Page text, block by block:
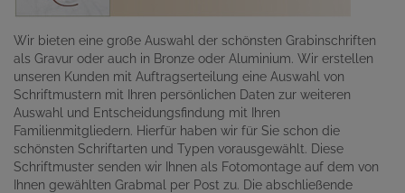
Wir bieten eine große Auswahl der schönsten Grabinschriften
als Gravur oder auch in Bronze oder Aluminium. Wir erstellen
unseren Kunden mit Auftragserteilung eine Auswahl von
Schriftmustern mit Ihren persönlichen Daten zur weiteren
Auswahl und Entscheidungsfindung mit Ihren
Familienmitgliedern. Hierfür haben wir für Sie schon die
schönsten Schriftarten und Typen vorausgewählt. Diese
Schriftmuster senden wir Ihnen als Fotomontage auf dem von
Ihnen gewählten Grabmal per Post zu. Die abschließende